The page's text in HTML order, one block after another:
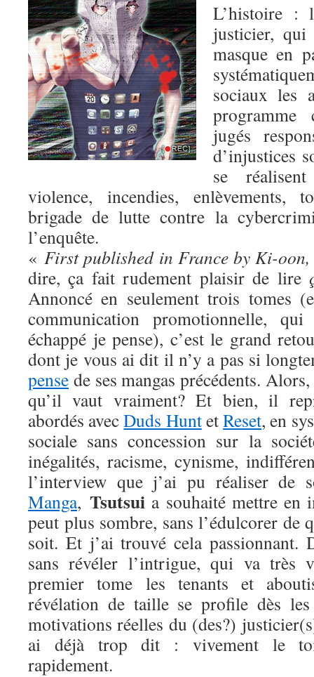
L’histoire :
justicier, qui
masque en
sociaux les
jugés
d’injustices
se
violence, incendies, enlèvements,
brigade de lutte contre la
l’enquête.
«First published in France by Ki-
dire, ça fait rudement plaisir de lire
Annoncé en seulement trois tomes
communication promotionnelle,
échappé je pense), c’est le grand
dont je vous ai dit il n’y a pas si
pense de ses mangas précédents.
qu’il vaut vraiment? Et bien, il
abordés avecDuds HuntetReset, en
sociale sans concession sur la
inégalités, racisme, cynisme,
l’interview que j’ai pu réaliser de
Manga,Tsutsui a souhaité mettre en
peut plus sombre, sans l’édulcorer de
soit. Et j’ai trouvé cela passionnant.
sans révéler l’intrigue, qui va très
premier tome les tenants et
révélation de taille se profile dès
motivations réelles du (des?)
ai déjà trop dit : vivement le
rapidement.